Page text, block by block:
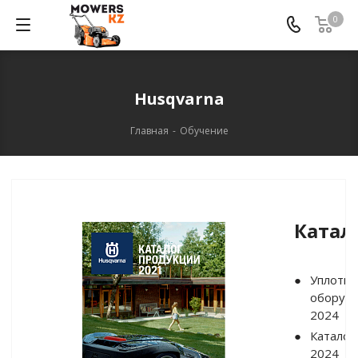
0
Husqvarna
Главная - Обучение
2024
Каталог
2024